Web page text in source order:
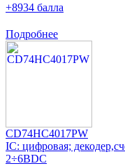
+8934 балла
Подробнее
CD74HC4017PW
IC: цифровая;
2÷6ВDC